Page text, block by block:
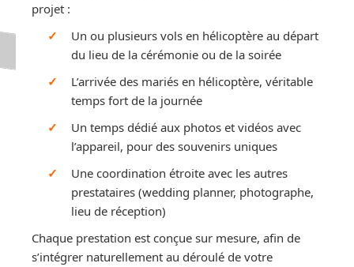
projet :
Un ou plusieurs vols en hélicoptère au départ
du lieu de la cérémonie ou de la soirée
L’arrivée des mariés en hélicoptère, véritable
temps fort de la journée
Un temps dédié aux photos et vidéos avec
l’appareil, pour des souvenirs uniques
Une coordination étroite avec les autres
prestataires (wedding planner, photographe,
lieu de réception)
Chaque prestation est conçue sur mesure, afin de
s’intégrer naturellement au déroulé de votre